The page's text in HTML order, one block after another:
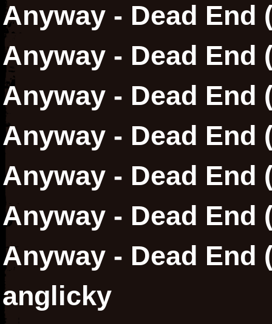
Anyway - Dead End
Anyway - Dead End
Anyway - Dead End
Anyway - Dead End
Anyway - Dead End
Anyway - Dead End
Anyway - Dead End
anglicky